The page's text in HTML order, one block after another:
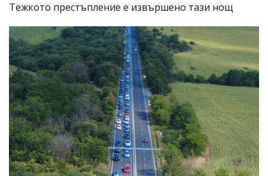
​Тежкото престъпление е извършено тази нощ